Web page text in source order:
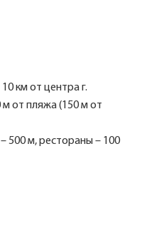
км от центра г.
м от пляжа (150 м от
500 м, рестораны – 100